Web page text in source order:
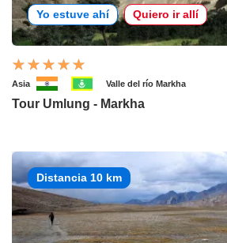
Yo estuve ahí Quiero ir allí
Asia Valle del río Markha
Tour Umlung - Markha
Distancia 10 km